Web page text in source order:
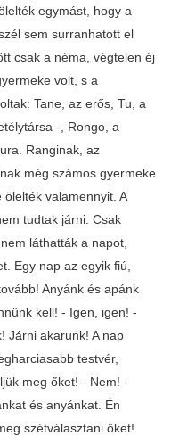
egymást, hogy a
sem surranhatott el
csak a néma, végtelen éj
volt, s a
Tane, az erős, Tu, a
-, Rongo, a
Ranginak, az
még számos gyermeke
valamennyit. A
tudtak járni. Csak
láthatták a napot,
Egy nap az egyik fiú,
Anyánk és apánk
kell! - Igen, igen! -
Járni akarunk! A nap
testvér,
meg őket! - Nem! -
és anyánkat. Én
szétválasztani őket!